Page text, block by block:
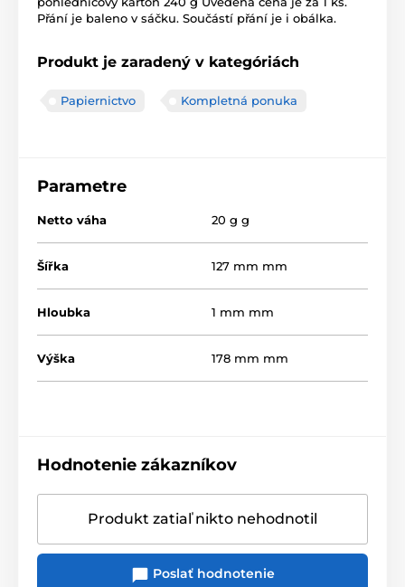
Přání je baleno v sáčku. Součástí přání je i obálka.
Produkt je zaradený v kategóriách
Papiernictvo Kompletná ponuka
Parametre
Netto váha 20 g g
Šířka 127 mm mm
Hloubka 1 mm mm
Výška 178 mm mm
Hodnotenie zákazníkov
Produkt zatiaľ nikto nehodnotil
Poslať hodnotenie